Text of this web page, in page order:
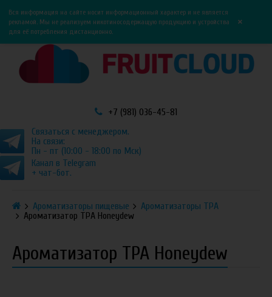
0
Вся информация на сайте носит информационный характер и не является
рекламой. Мы не реализуем никотиносодержащую продукцию и устройства
для её потребления дистанционно.
×
+7 (981) 036-45-81
Связаться с менеджером.
На связи:
Пн - пт (10:00 - 18:00 по Мск)
Канал в Telegram
+ чат-бот.
Ароматизаторы пищевые
Ароматизаторы TPA
Ароматизатор TPA Honeydew
Ароматизатор TPA Honeydew